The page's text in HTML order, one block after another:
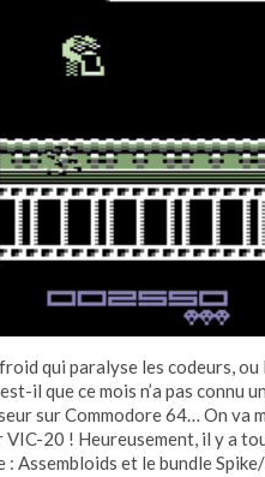
qui paralyse les codeurs,
il que ce mois n’a pas connu
sur Commodore 64… On va
VIC-20 ! Heureusement, il y a
: Assembloids et le bundle